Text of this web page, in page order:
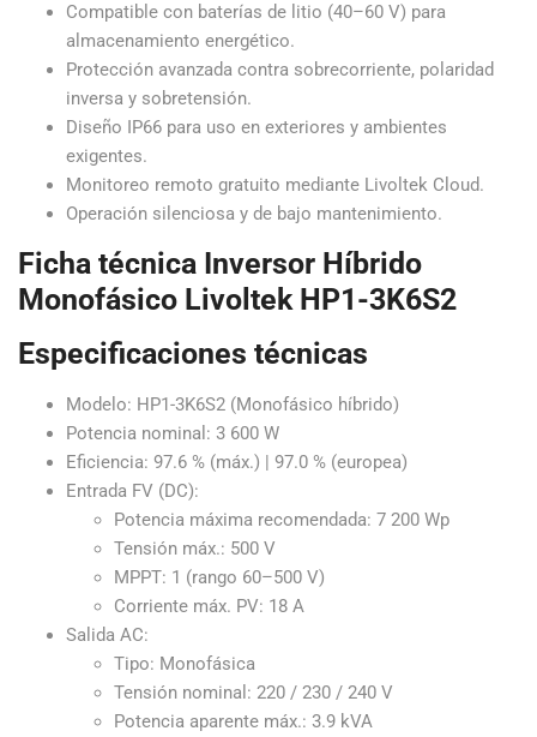
Compatible con baterías de litio (40–60 V) para
almacenamiento energético.
Protección avanzada contra sobrecorriente, polaridad
inversa y sobretensión.
Diseño IP66 para uso en exteriores y ambientes
exigentes.
Monitoreo remoto gratuito mediante Livoltek Cloud.
Operación silenciosa y de bajo mantenimiento.
Ficha técnica Inversor Híbrido
Monofásico Livoltek HP1-3K6S2
Especificaciones técnicas
Modelo: HP1-3K6S2 (Monofásico híbrido)
Potencia nominal: 3 600 W
Eficiencia: 97.6 % (máx.) | 97.0 % (europea)
Entrada FV (DC):
Potencia máxima recomendada: 7 200 Wp
Tensión máx.: 500 V
MPPT: 1 (rango 60–500 V)
Corriente máx. PV: 18 A
Salida AC:
Tipo: Monofásica
Tensión nominal: 220 / 230 / 240 V
Potencia aparente máx.: 3.9 kVA